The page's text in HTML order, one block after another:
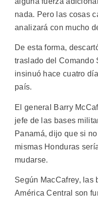
nada. Pero las cosas
analizará con mucho
De esta forma,
traslado del Comando
insinuó hace cuatro
país.
El general Barry
jefe de las bases
Panamá, dijo que si
mismas Honduras
mudarse.
Según MacCafrey, las
América Central son